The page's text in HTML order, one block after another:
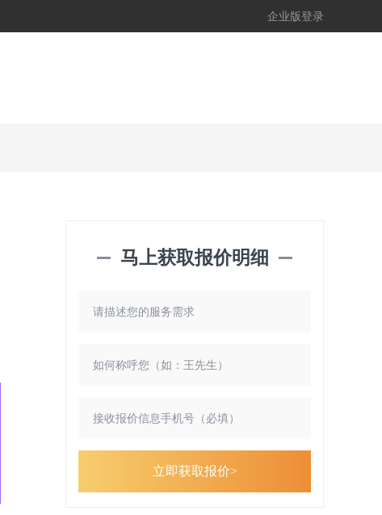
企业版登录
马上获取报价明细
立即获取报价>